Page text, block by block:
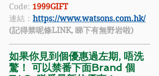
Code: 1999GIFT
連結： https://www.watsons.com.hk/
(記得禁呢條LINK, 睇下有無野岩啦)
如果你見到個優惠過左期, 唔洗
驚！ 可以禁番下面Brand 個